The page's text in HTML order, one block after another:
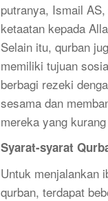
putranya, Ismail
ketaatan kepada
Selain itu, qurban
memiliki tujuan
berbagi rezeki
sesama dan
mereka yang
Syarat-syarat
Untuk menjalankan
qurban, terdapat